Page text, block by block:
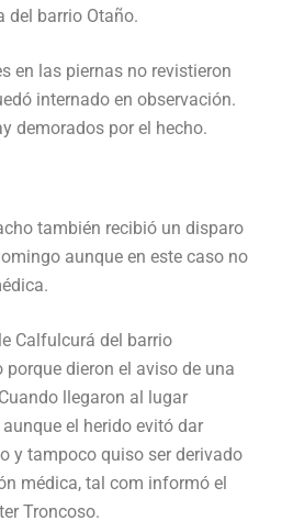
del barrio Otaño.
en las piernas no revistieron
internado en observación.
demorados por el hecho.
también recibió un disparo
aunque en este caso no
Calfulcurá del barrio
porque dieron el aviso de una
llegaron al lugar
el herido evitó dar
y tampoco quiso ser derivado
médica, tal com informó el
Troncoso.